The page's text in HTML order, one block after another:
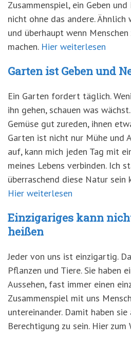
Zusammenspiel, ein Geben
nicht ohne das andere. Ähnlich
und überhaupt wenn
machen. Hier weiterlesen
Garten ist Geben und
Ein Garten fordert täglich.
ihn gehen, schauen was
Gemüse gut zureden, ihnen
Garten ist nicht nur Mühe und
auf, kann mich jeden Tag mit
meines Lebens verbinden. Ich
überraschend diese Natur sein
Hier weiterlesen
Einzigariges kann
heißen
Jeder von uns ist einzigartig.
Pflanzen und Tiere. Sie haben
Aussehen, fast immer einen
Zusammenspiel mit uns
untereinander. Damit haben
Berechtigung zu sein. Hier zum